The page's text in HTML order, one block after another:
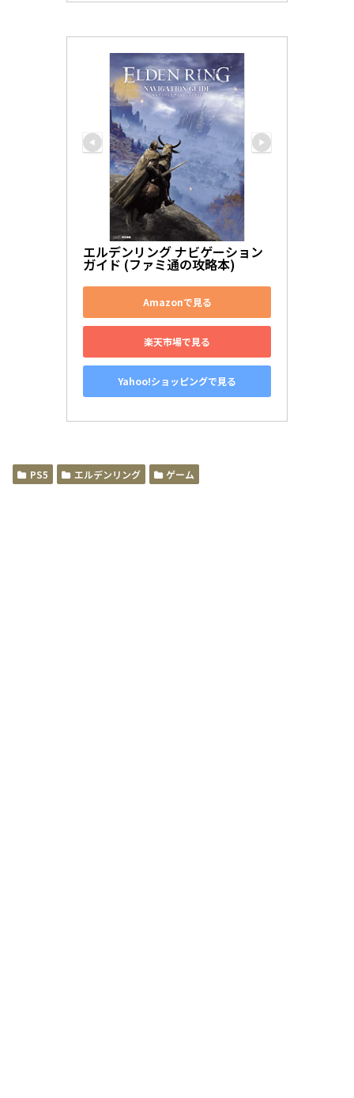
エルデンリング ナビゲーション
ガイド (ファミ通の攻略本)
Amazonで見る
楽天市場で見る
Yahoo!ショッピングで見る
PS5 エルデンリング ゲーム